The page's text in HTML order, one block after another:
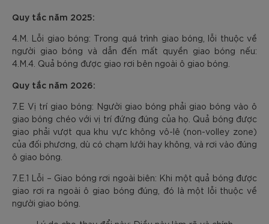
Quy tắc năm 2025:
4.M. Lỗi giao bóng: Trong quá trình giao bóng, lỗi thuộc về
người giao bóng và dẫn đến mất quyền giao bóng nếu:
4.M.4. Quả bóng được giao rơi bên ngoài ô giao bóng.
Quy tắc năm 2026:
7.E Vị trí giao bóng: Người giao bóng phải giao bóng vào ô
giao bóng chéo với vị trí đứng đúng của họ. Quả bóng được
giao phải vượt qua khu vực không vô-lê (non-volley zone)
của đối phương, dù có chạm lưới hay không, và rơi vào đúng
ô giao bóng.
7.E.1 Lỗi – Giao bóng rơi ngoài biên: Khi một quả bóng được
giao rơi ra ngoài ô giao bóng đúng, đó là một lỗi thuộc về
người giao bóng.